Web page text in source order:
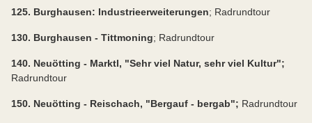
125. Burghausen: Industrieerweiterungen; Radrundtour
130. Burghausen - Tittmoning; Radrundtour
140. Neuötting - Marktl, "Sehr viel Natur, sehr viel Kultur";
Radrundtour
150. Neuötting - Reischach, "Bergauf - bergab"; Radrundtour